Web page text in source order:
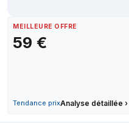
MEILLEURE OFFRE
59 €
Tendance prixAnalyse détaillée ›
1 juin 2026
23 juin 2026
16 juillet 2026